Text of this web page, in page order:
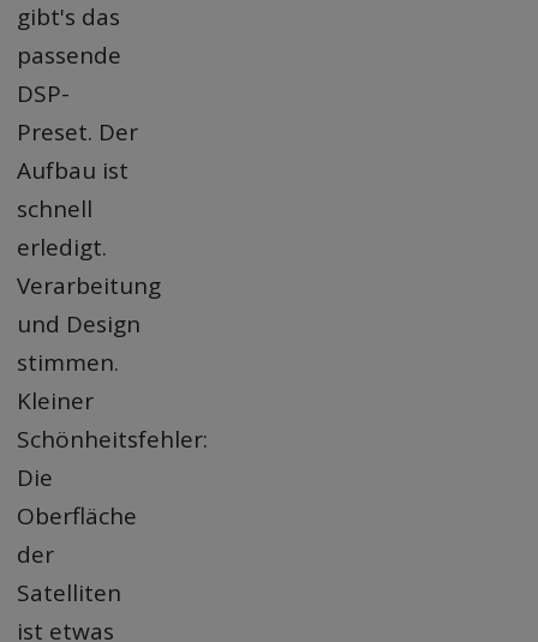
gibt's das
passende
DSP-
Preset. Der
Aufbau ist
schnell
erledigt.
Verarbeitung
und Design
stimmen.
Kleiner
Schönheitsfehler:
Die
Oberfläche
der
Satelliten
ist etwas